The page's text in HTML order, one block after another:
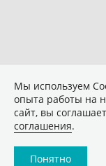
Мы используем
опыта работы на
сайт, вы
соглашения.
Понятно